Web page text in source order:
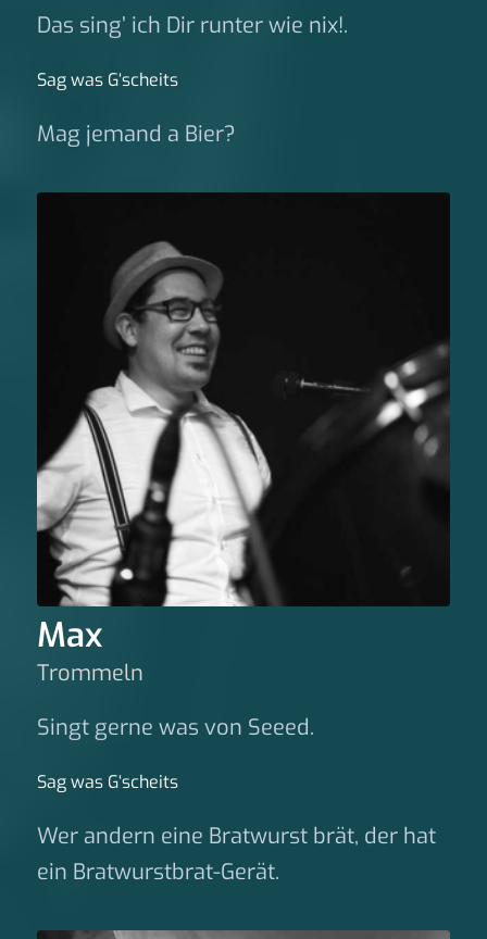
Das sing’ ich Dir runter wie nix!.
Sag was G‘scheits
Mag jemand a Bier?
Max
Trommeln
Singt gerne was von Seeed.
Sag was G‘scheits
Wer andern eine Bratwurst brät, der hat
ein Bratwurstbrat-Gerät.